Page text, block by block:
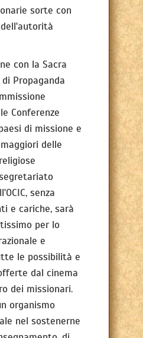
sorte con
con la Sacra
Propaganda
Conferenze
di missione e
delle
senza
e cariche, sarà
per lo
e
le possibilità e
dal cinema
dei missionari.
organismo
nel sostenerne